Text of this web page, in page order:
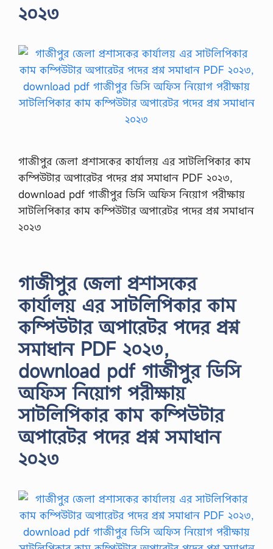
২০২৩
গাজীপুর জেলা প্রশাসকের কার্যালয় এর সাটলিপিকার কাম
কম্পিউটার অপারেটর পদের প্রশ্ন সমাধান PDF ২০২৩,
download pdf গাজীপুর ডিসি অফিস নিয়োগ পরীক্ষায়
সাটলিপিকার কাম কম্পিউটার অপারেটর পদের প্রশ্ন সমাধান
২০২৩
গাজীপুর জেলা প্রশাসকের
কার্যালয় এর সাটলিপিকার কাম
কম্পিউটার অপারেটর পদের প্রশ্ন
সমাধান PDF ২০২৩,
download pdf গাজীপুর ডিসি
অফিস নিয়োগ পরীক্ষায়
সাটলিপিকার কাম কম্পিউটার
অপারেটর পদের প্রশ্ন সমাধান
২০২৩